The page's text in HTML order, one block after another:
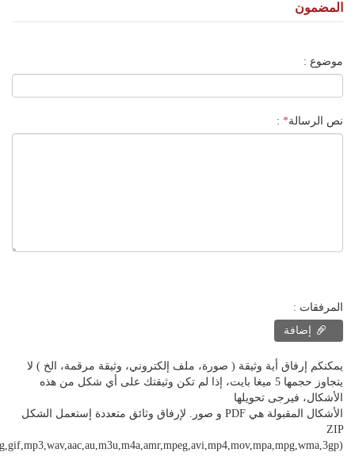
المضمون
موضوع :
نص الرسالة*
:
المرفقات :
إضافة
يمكنكم إرفاق أية وثيقة ( صورة، ملف إلكتروني، وثيقة مرقمة، الخ ) لا
يتجاوز حجمها 5 ميغا بايت، إذا لم تكن وثيقتك على أي شكل من هذه
الأشكال، فيرجى تحويلها
الأشكال المقبولة هي PDF و صور. لإرفاق وثائق متعددة إستعمل الشكل
ZIP